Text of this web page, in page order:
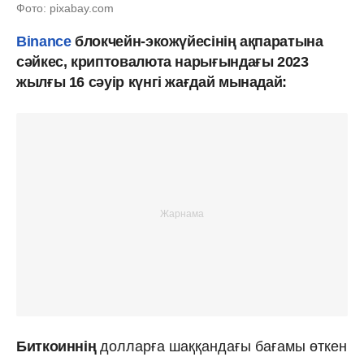
Фото: pixabay.com
Binanceблокчейн-экожүйесінің ақпаратына
сәйкес, криптовалюта нарығындағы 2023
жылғы 16 сәуір күнгі жағдай мынадай:
Биткоинніңдолларға шаққандағы бағамы өткен